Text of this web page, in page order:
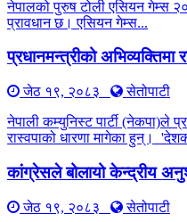
नेपालको पुरुष टोली एसियन गेम्स
प्रावधान छ। एसियन गेम्स...
प्रधानमन्त्रीको
जेठ १९, २०८३
सेतोपाटी
नेपाली कम्युनिस्ट पार्टी (नेकपा)ले
रास्वपाको धारणा मागेका हुन्।
कांग्रेसले बोलायो केन्द्रीय
जेठ १९, २०८३ सेतोपाटी